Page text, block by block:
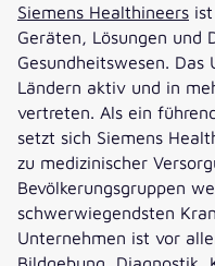
Siemens Healthineers
Geräten, Lösungen und
Gesundheitswesen.
Ländern aktiv und in
vertreten. Als ein
setzt sich Siemens
zu medizinischer
Bevölkerungsgruppen
schwerwiegendsten
Unternehmen ist vor